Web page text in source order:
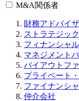
M&A関係者
財務アドバイ
ストラテジッ
フィナンシャ
マネジメント
バイアウトフ
プライベート
ファイナンシ
仲介会社